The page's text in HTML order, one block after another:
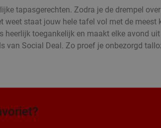
tapasgerechten. Zodra je de drempel
weet staat jouw hele tafel vol met de
heerlijk toegankelijk en maakt elke avond
van Social Deal. Zo proef je onbezorgd